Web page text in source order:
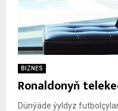
BIZNES
Ronaldonyň
Dünýäde ýyldyz